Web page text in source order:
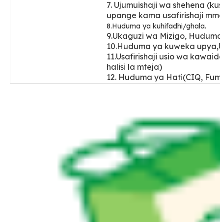
7. Ujumuishaji wa shehena
upange kama usafirishaji
8.Huduma ya kuhifadhi/ghala.
9.Ukaguzi wa Mizigo,
10.Huduma ya kuweka
11.Usafirishaji usio wa
halisi la mteja)
12. Huduma ya Hati(CIQ,